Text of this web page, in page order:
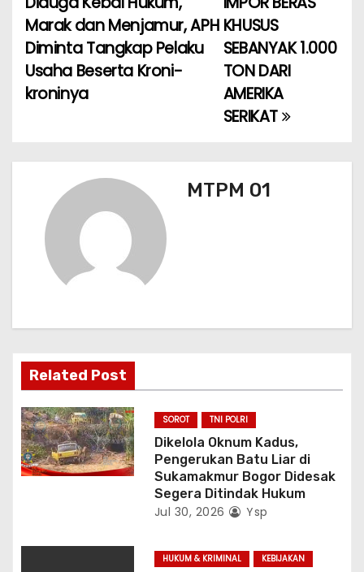
o
k
p
v
i
g
KHUSUS
SEBANYAK 1.000
TON DARI
AMERIKA
SERIKAT
Marak dan Menjamur, APH
Diminta Tangkap Pelaku
Usaha Beserta Kroni-
kroninya
MTPM 01
Related Post
SOROT TNI POLRI
Dikelola Oknum Kadus,
Pengerukan Batu Liar di
Sukamakmur Bogor Didesak
Segera Ditindak Hukum
Jul 30, 2026 Ysp
HUKUM & KRIMINAL
KEBIJAKAN